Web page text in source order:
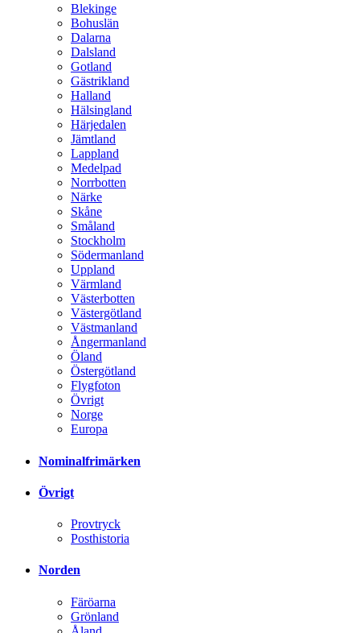
Blekinge
Bohuslän
Dalarna
Dalsland
Gotland
Gästrikland
Halland
Hälsingland
Härjedalen
Jämtland
Lappland
Medelpad
Norrbotten
Närke
Skåne
Småland
Stockholm
Södermanland
Uppland
Värmland
Västerbotten
Västergötland
Västmanland
Ångermanland
Öland
Östergötland
Flygfoton
Övrigt
Norge
Europa
Nominalfrimärken
Övrigt
Provtryck
Posthistoria
Norden
Färöarna
Grönland